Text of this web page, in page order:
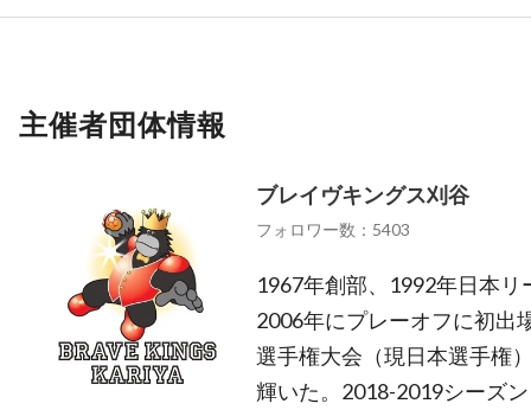
主催者団体情報
ブレイヴキングス刈谷
フォロワー数：5403
1967年創部、1992年日本
2006年にプレーオフに初出
選手権大会（現日本選手権
輝いた。2018-2019シーズ